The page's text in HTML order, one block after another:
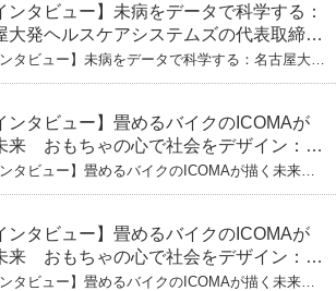
ンタビュー】未病をデータで科学する：
大発ヘルスケアシステムズの代表取締役
瀧本陽介 郵送検査で挑む健康の未来
ンタビュー】未病をデータで科学する：名古屋大発
ンタビュー】畳めるバイクのICOMAが
来 おもちゃの心で社会をデザイン：株
ICOMAの代表取締役・生駒崇光
おもちゃで社会を変える、「トイボック
ンタビュー】畳めるバイクのICOMAが描く未来
クス」というデザインメソッド
ンタビュー】畳めるバイクのICOMAが
来 おもちゃの心で社会をデザイン：株
ICOMAの代表取締役・生駒崇光
ンタビュー】畳めるバイクのICOMAが描く未来